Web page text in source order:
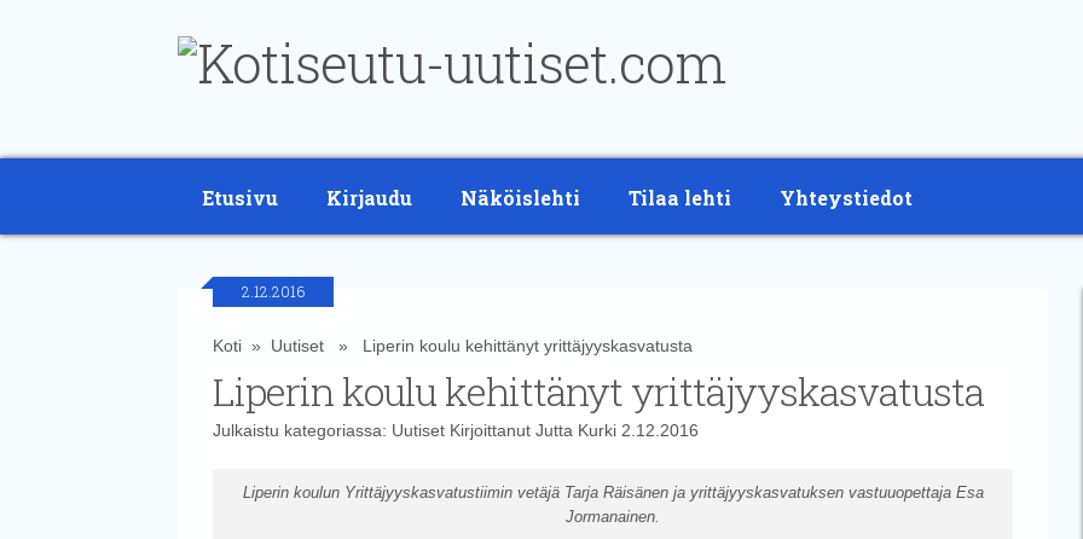
Etusivu Kirjaudu Näköislehti Tilaa lehti Yhteystiedot
2.12.2016
Koti» Uutiset» Liperin koulu kehittänyt yrittäjyyskasvatusta
Liperin koulu kehittänyt yrittäjyyskasvatusta
Julkaistu kategoriassa: UutisetKirjoittanut Jutta Kurki2.12.2016
Liperin koulun Yrittäjyyskasvatustiimin vetäjä Tarja Räisänen ja yrittäjyyskasvatuksen vastuuopettaja Esa
Jormanainen.